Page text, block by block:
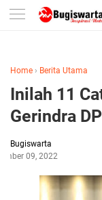
-->
Home › Berita Utama
Inilah 11
Gerindra
Bugiswarta
09, 2022